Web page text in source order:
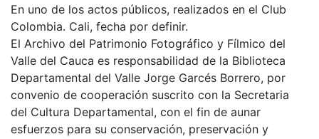
En uno de los actos públicos, realizados en el Club
Colombia. Cali, fecha por definir.
El Archivo del Patrimonio Fotográfico y Fílmico del
Valle del Cauca es responsabilidad de la Biblioteca
Departamental del Valle Jorge Garcés Borrero, por
convenio de cooperación suscrito con la Secretaria
del Cultura Departamental, con el fin de aunar
esfuerzos para su conservación, preservación y